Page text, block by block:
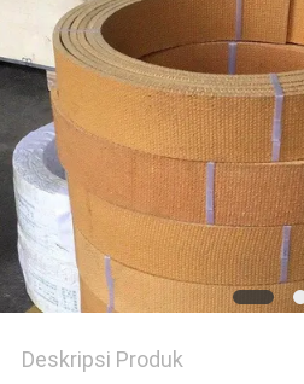
Deskripsi Produk